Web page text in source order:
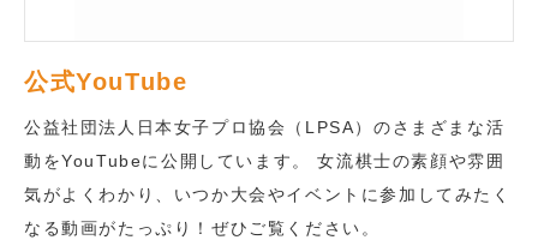
公式YouTube
公益社団法人日本女子プロ協会（LPSA）のさまざまな活
動をYouTubeに公開しています。 女流棋士の素顔や雰囲
気がよくわかり、いつか大会やイベントに参加してみたく
なる動画がたっぷり！ぜひご覧ください。